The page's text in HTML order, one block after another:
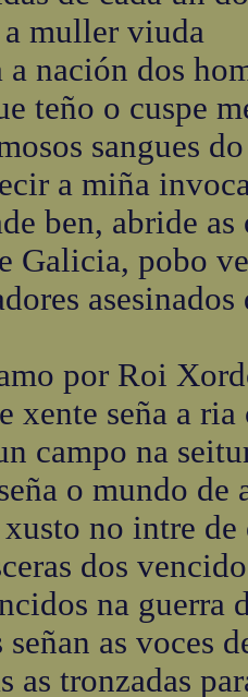
a muller viuda
a nación dos
teño o cuspe
sangues
a miña
ben, abride as
Galicia, pobo
por Roi
xente seña a
campo na
o mundo de
no intre de
dos
na guerra
as voces
as tronzadas